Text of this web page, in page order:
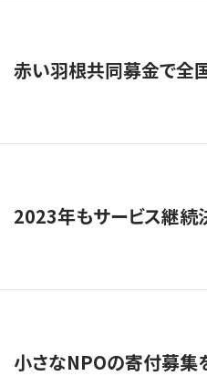
赤い羽根共同募金で全
2023年もサービス継続
小さなNPOの寄付募集